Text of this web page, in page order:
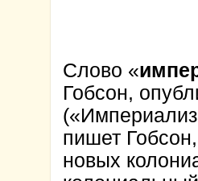
Слово «
Гобсон,
пишет
новых